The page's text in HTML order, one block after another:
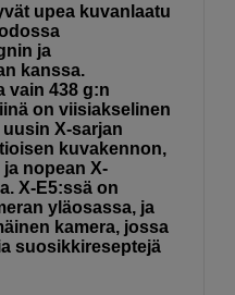
upea kuvanlaatu
ja
kanssa.
vain 438 g:n
on viisiakselinen
X-sarjan
kuvakennon,
nopean X-
X-E5:ssä on
yläosassa, ja
kamera, jossa
suosikkireseptejä